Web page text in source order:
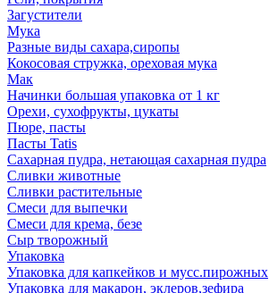
Загустители
Мука
Разные виды сахара,сиропы
Кокосовая стружка, ореховая мука
Мак
Начинки большая упаковка от 1 кг
Орехи, сухофрукты, цукаты
Пюре, пасты
Пасты Tatis
Сахарная пудра, нетающая сахарная пудра
Сливки животные
Сливки растительные
Смеси для выпечки
Смеси для крема, безе
Сыр творожный
Упаковка
Упаковка для капкейков и мусс.пирожных
Упаковка для макарон, эклеров,зефира